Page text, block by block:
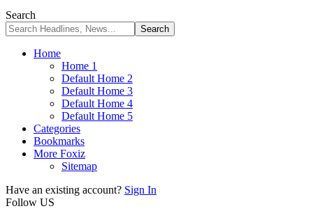
Search
Home
Home 1
Default Home 2
Default Home 3
Default Home 4
Default Home 5
Categories
Bookmarks
More Foxiz
Sitemap
Have an existing account? Sign In
Follow US